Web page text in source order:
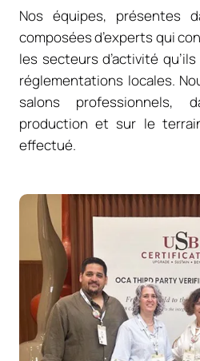
Nos équipes, présentes
composées d’experts qui
les secteurs d’activité
réglementations locales.
salons
production et sur le
effectué.